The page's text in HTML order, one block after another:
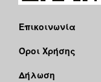
Επικοινωνία
Όροι Χρήσης
Δήλωση